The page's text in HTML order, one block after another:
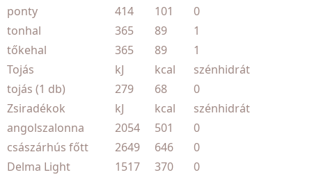
ponty
414 101
0
tonhal
365 89
1
tőkehal
365 89
1
Tojás
kJ kcal
szénhidrát
tojás (1 db)
279 68
0
Zsiradékok
kJ kcal
szénhidrát
angolszalonna
2054 501
0
császárhús főtt
2649 646
0
Delma Light
1517 370
0